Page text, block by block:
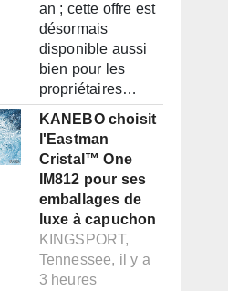
an ; cette offre est
désormais
disponible aussi
bien pour les
propriétaires…
KANEBO choisit
l'Eastman
Cristal™ One
IM812 pour ses
emballages de
luxe à capuchon
KINGSPORT,
Tennessee, il y a
3 heures